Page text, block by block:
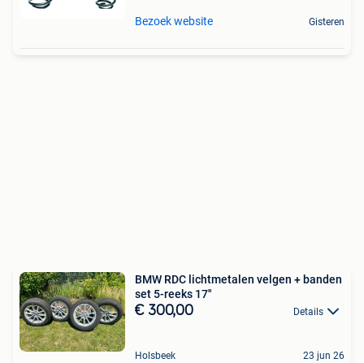
Bezoek website Gisteren
BMW RDC lichtmetalen velgen + banden
set 5-reeks 17''
€ 300,00 Details
Holsbeek 23 jun 26